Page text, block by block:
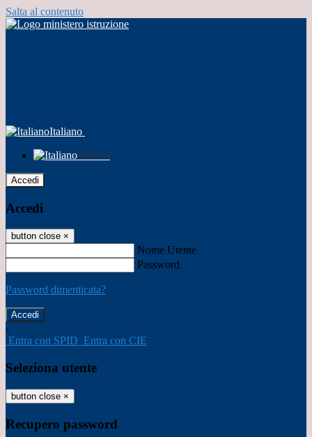
Salta al contenuto
Italiano
Italiano
Accedi
Accedi
button close ×
Nome Utente
Password
Password dimenticata?
-
Entra con SPID Entra con CIE
Seleziona utente
button close ×
Recupero password